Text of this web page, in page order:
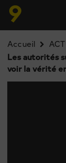
Accueil
Les autorités
voir la vérité